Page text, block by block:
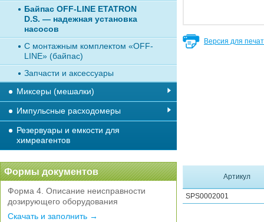
Версия для
Артикул
SPS0002001
Байпас OFF-LINE ETATRON
D.S. — надежная установка
насосов
С монтажным комплектом «OFF-
LINE» (байпас)
Запчасти и аксессуары
Миксеры (мешалки)
Импульсные расходомеры
Резервуары и емкости для
химреагентов
Формы документов
Форма 4. Описание неисправности
дозирующего оборудования
Скачать и заполнить →